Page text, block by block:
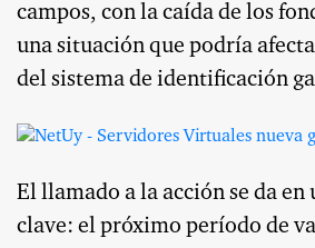
campos, con la caída de los
una situación que podría
del sistema de identificación
El llamado a la acción se da en
clave: el próximo período de